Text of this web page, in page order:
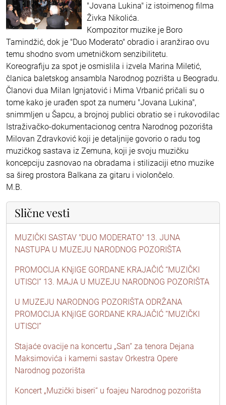
"Jovana Lukina" iz istoimenog filma
Živka Nikolića.
Kompozitor muzike je Boro
Tamindžić, dok je "Duo Moderato" obradio i aranžirao ovu
temu shodno svom umetničkom senzibilitetu.
Koreografiju za spot je osmislila i izvela Marina Miletić,
članica baletskog ansambla Narodnog pozrišta u Beogradu.
Članovi dua Milan Ignjatović i Mima Vrbanić pričali su o
tome kako je urađen spot za numeru "Jovana Lukina",
snimmljen u Šapcu, a brojnoj publici obratio se i rukovodilac
Istraživačko-dokumentacionog centra Narodnog pozorišta
Milovan Zdravković koji je detaljnije govorio o radu tog
muzičkog sastava iz Zemuna, koji je svoju muzičku
koncepciju zasnovao na obradama i stilizaciji etno muzike
sa šireg prostora Balkana za gitaru i violončelo.
M.B.
Slične vesti
MUZIČKI SASTAV "DUO MODERATO" 13. JUNA
NASTUPA U MUZEJU NARODNOG POZORIŠTA
PROMOCIJA KNjIGE GORDANE KRAJAČIĆ “MUZIČKI
UTISCI” 13. MAJA U MUZEJU NARODNOG POZORIŠTA
U MUZEJU NARODNOG POZORIŠTA ODRŽANA
PROMOCIJA KNjIGE GORDANE KRAJAČIĆ “MUZIČKI
UTISCI”
Stajaće ovacije na koncertu „San“ za tenora Dejana
Maksimovića i kamerni sastav Orkestra Opere
Narodnog pozorišta
Koncert „Muzički biseri“ u foajeu Narodnog pozorišta